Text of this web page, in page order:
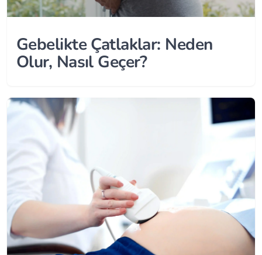
Gebelikte Çatlaklar: Neden
Olur, Nasıl Geçer?